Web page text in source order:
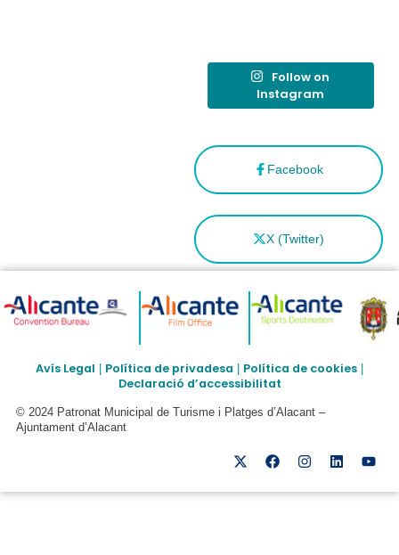
Facebook
X (Twitter)
Follow on
Instagram
Avís Legal Política de privadesa Política de cookies
Declaració d’accessibilitat
© 2024 Patronat Municipal de Turisme i Platges d’Alacant –
Ajuntament d’Alacant